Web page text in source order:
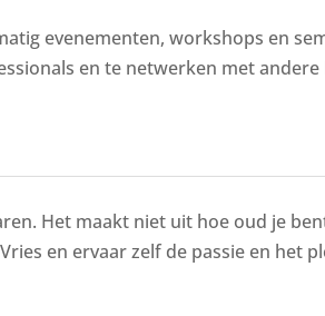
evenementen, workshops en
en te netwerken met andere
Het maakt niet uit hoe oud je
en ervaar zelf de passie en het